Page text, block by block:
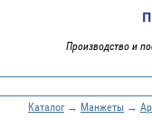
Производство и
Каталог→ Манжеты →